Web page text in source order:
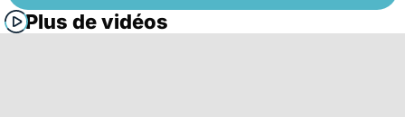
Plus de vidéos